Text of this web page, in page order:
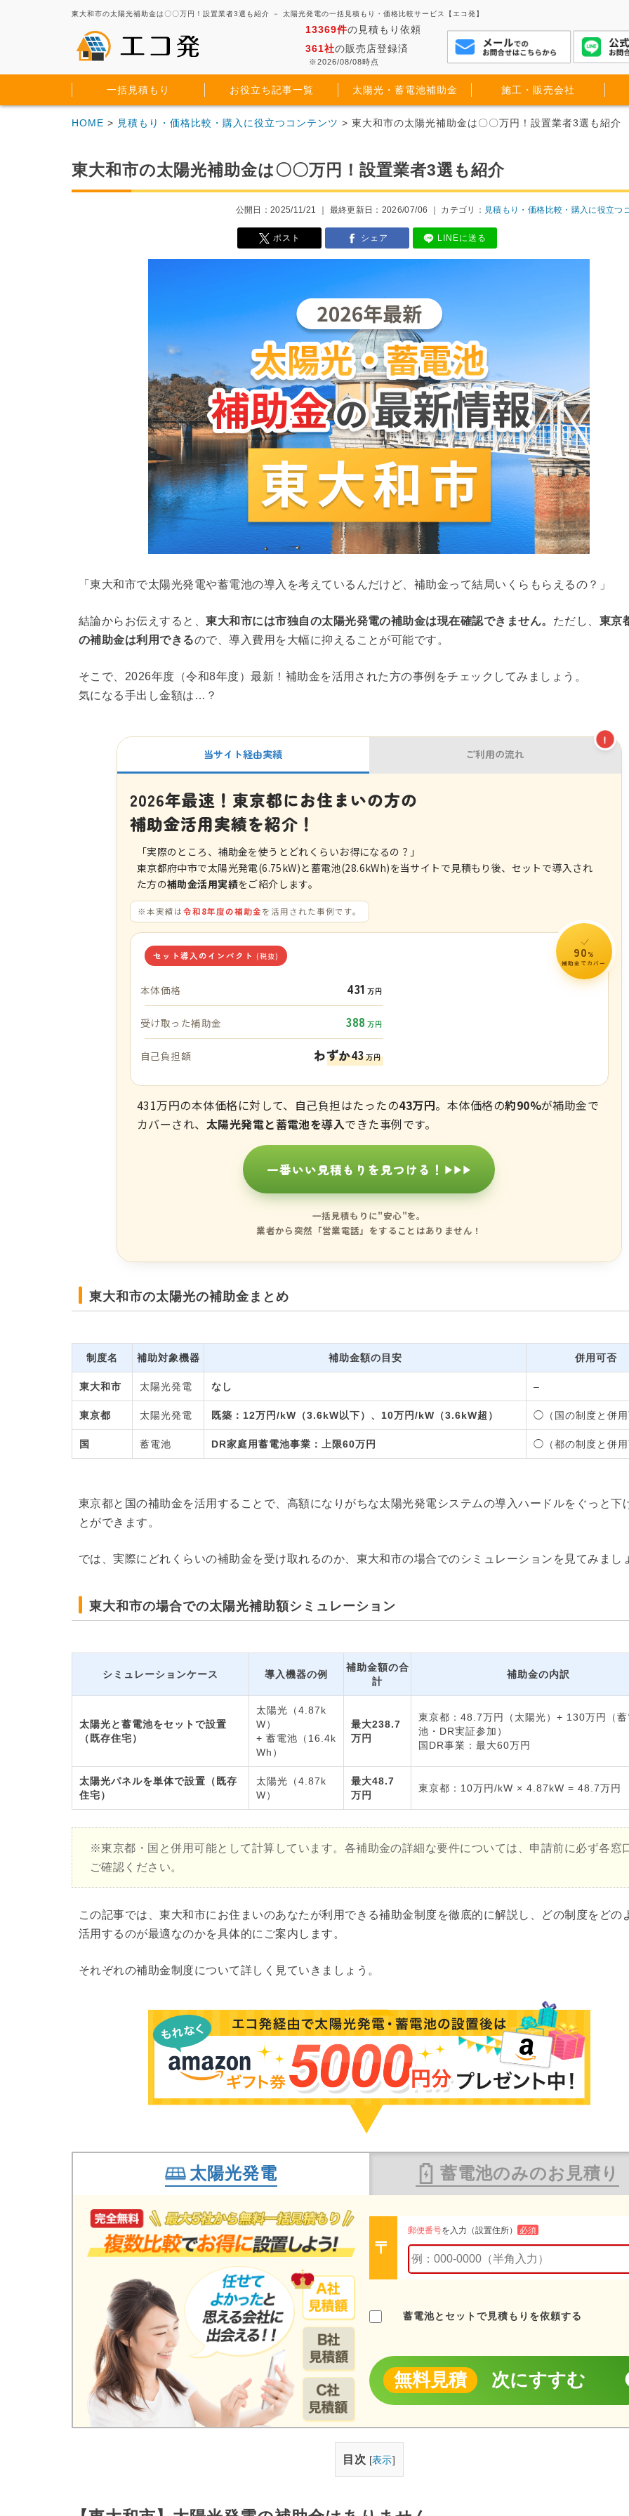
東大和市の太陽光補助金は〇〇万円！設置業者3選も紹介 － 太陽光発電の一括見積もり・価格比較サービス【エコ発】
13369件の見積もり依頼
361社の販売店登録済
※2026/08/08時点
一括見積もり お役立ち記事一覧 太陽光・蓄電池補助金 施工・販売会社
HOME > 見積もり・価格比較・購入に役立つコンテンツ > 東大和市の太陽光補助金は〇〇万円！設置業者3選も紹介
東大和市の太陽光補助金は〇〇万円！設置業者3選も紹介
公開日：2025/11/21 ｜ 最終更新日：2026/07/06 ｜ カテゴリ： 見積もり・価格比較・購入に役立つ
ポスト シェア LINEに送る
「東大和市で太陽光発電や蓄電池の導入を考えているんだけど、補助金って結局いくらもらえるの？」
結論からお伝えすると、東大和市には市独自の太陽光発電の補助金は現在確認できません。 ただし、 東京
の補助金は利用できるので、導入費用を大幅に抑えることが可能です。
そこで、2026年度（令和8年度）最新！補助金を活用された方の事例をチェックしてみましょう。
気になる手出し金額は…？
当サイト経由実績 ご利用の流れ
2026年最速！東京都にお住まいの方の
補助金活用実績を紹介！
「実際のところ、補助金を使うとどれくらいお得になるの？」
東京都府中市で太陽光発電(6.75kW)と蓄電池(28.6kWh)を当サイトで見積もり後、セットで導入され
た方の補助金活用実績をご紹介します。
※本実績は令和8年度の補助金を活用された事例です。
セット導入のインパクト (税抜)
本体価格 431 万円
受け取った補助金 388 万円
自己負担額 わずか43万円
90 %
補助金でカバー
431万円の本体価格に対して、自己負担はたったの43万円。本体価格の約90%が補助金で
カバーされ、 太陽光発電と蓄電池を導入できた事例です。
一番いい見積もりを見つける！ ▶▶▶
一括見積もりに"安心"を。
業者から突然「営業電話」をすることはありません！
!
東大和市の太陽光の補助金まとめ
制度名 補助対象機器 補助金額の目安 併用可否
東大和市 太陽光発電 なし –
東京都 太陽光発電 既築：12万円/kW（3.6kW以下）、10万円/kW（3.6kW超） ◯（国の制度と併
国 蓄電池 DR家庭用蓄電池事業：上限60万円 ◯（都の制度と併
東京都と国の補助金を活用することで、高額になりがちな太陽光発電システムの導入ハードルをぐっと下
とができます。
では、実際にどれくらいの補助金を受け取れるのか、東大和市の場合でのシミュレーションを見てみまし
東大和市の場合での太陽光補助額シミュレーション
シミュレーションケース 導入機器の例
補助金額の合
計
補助金の内訳
太陽光と蓄電池をセットで設置
（既存住宅）
太陽光（4.87k
W）
+ 蓄電池（16.4k
Wh）
最大238.7
万円
東京都：48.7万円（太陽光）+ 130万円（
池・DR実証参加）
国DR事業：最大60万円
太陽光パネルを単体で設置（既存
住宅）
太陽光（4.87k
W）
最大48.7
万円
東京都：10万円/kW × 4.87kW = 48.7万円
※東京都・国と併用可能として計算しています。各補助金の詳細な要件については、申請前に必ず各窓
ご確認ください。
この記事では、東大和市にお住まいのあなたが利用できる補助金制度を徹底的に解説し、どの制度をどの
活用するのが最適なのかを具体的にご案内します。
それぞれの補助金制度について詳しく見ていきましょう。
太陽光発電 蓄電池のみのお見積り
郵便番号を入力（設置住所） 必須
蓄電池とセットで見積もりを依頼する
無料見積 次にすすむ
目次 [表示]